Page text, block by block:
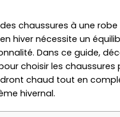
chaussures à une robe
hiver nécessite un
Dans ce guide,
choisir les chaussures
chaud tout en
hivernal.